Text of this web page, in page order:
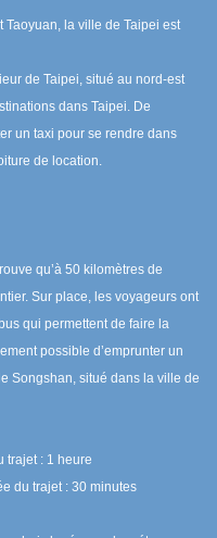
Taoyuan, la ville de Taipei est
de Taipei, situé au nord-est
dans Taipei. De
un taxi pour se rendre dans
de location.
qu’à 50 kilomètres de
Sur place, les voyageurs ont
qui permettent de faire la
possible d’emprunter un
Songshan, situé dans la ville de
trajet : 1 heure
du trajet : 30 minutes